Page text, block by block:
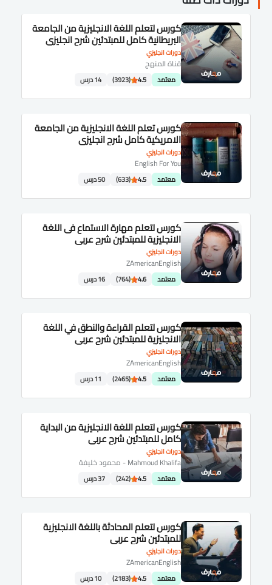
دورات انجليزي
كورس لتعلم اللغة الانجليزية من الجامعة
البريطانية كامل للمبتدئين شرح انجليزى
قناة المنهج
معتمد 4.5
(3923) 14 درس
دورات انجليزي
كورس تعلم اللغة الانجليزية من الجامعة
الامريكية كامل شرح انجليزى
English For You
معتمد 4.5
(633) 50 درس
دورات انجليزي
كورس لتعلم مهارة الاستماع فى اللغة
الانجليزية للمبتدئين شرح عربى
ZAmericanEnglish
معتمد 4.6
(764) 16 درس
دورات انجليزي
كورس لتعلم القراءة والنطق في اللغة
الانجليزية للمبتدئين شرح عربى
ZAmericanEnglish
معتمد 4.5
(2465) 11 درس
دورات انجليزي
كورس لتعلم اللغة الانجليزية من البداية
كامل للمبتدئين شرح عربى
Mahmoud Khalifa - محمود خليفة
معتمد 4.5
(242) 37 درس
دورات انجليزي
كورس لتعلم المحادثة باللغة الانجليزية
للمبتدئين شرح عربى
ZAmericanEnglish
معتمد 4.5
(2183) 10 درس